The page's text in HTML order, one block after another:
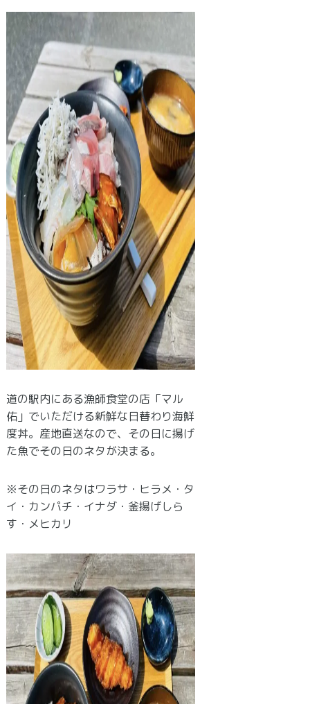
道の駅内にある漁師食堂の店「マル
佑」でいただける新鮮な日替わり海鮮
度丼。産地直送なので、その日に揚げ
た魚でその日のネタが決まる。
※その日のネタはワラサ・ヒラメ・タ
イ・カンパチ・イナダ・釜揚げしら
す・メヒカリ